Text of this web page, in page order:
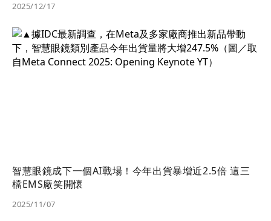
2025/12/17
智慧眼鏡成下一個AI戰場！今年出貨暴增近2.5倍 這三
檔EMS廠笑開懷
2025/11/07